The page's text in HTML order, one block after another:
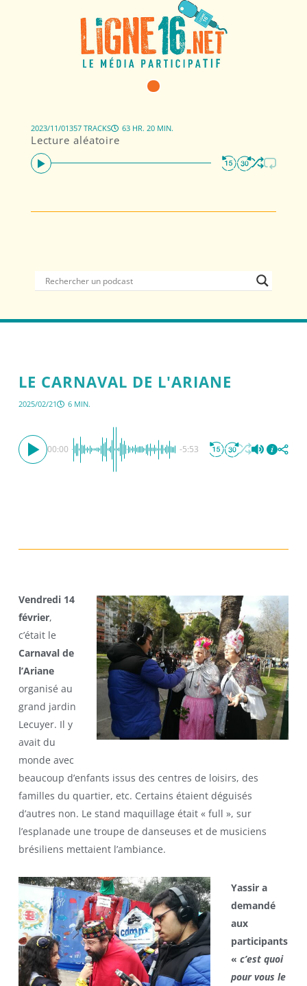
Lecture aléatoire
2023/11/01357 TRACKS 63 HR. 20 MIN.
LE CARNAVAL DE L'ARIANE
2025/02/21 6 MIN.
00:00 -5:53
Vendredi 14
février,
c’était le
Carnaval de
l’Ariane
organisé au
grand jardin
Lecuyer. Il y
avait du
monde avec
beaucoup d’enfants issus des centres de loisirs, des
familles du quartier, etc. Certains étaient déguisés
d’autres non. Le stand maquillage était « full », sur
l’esplanade une troupe de danseuses et de musiciens
brésiliens mettaient l’ambiance.
Yassir a
demandé
aux
participants
« c’est quoi
pour vous le